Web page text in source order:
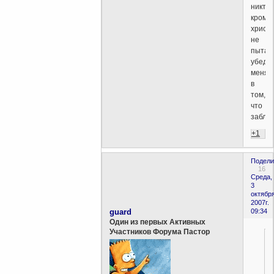
никто,
кроме
не
меня
в
том,
что
+1
16
Среда,
3
2007г.
09:34
guard
Один из первых Активных
Участников Форума Пастор